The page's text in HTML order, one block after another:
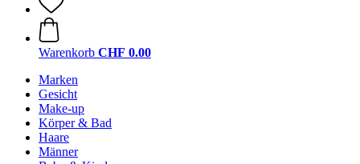
Warenkorb CHF 0.00
Marken
Gesicht
Make-up
Körper & Bad
Haare
Männer